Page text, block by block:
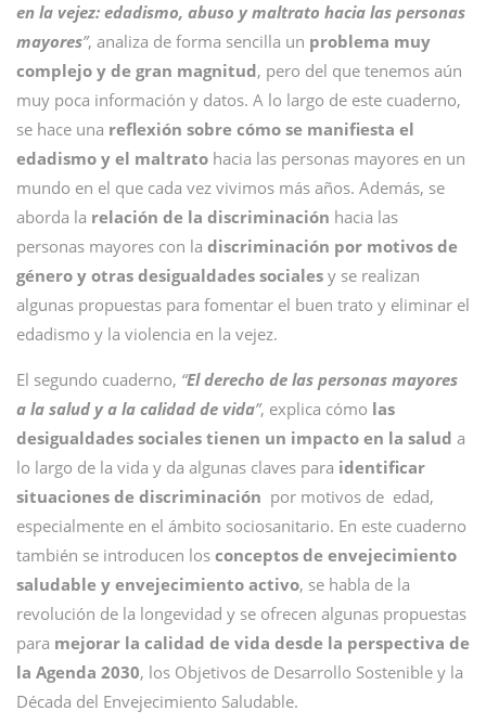
en la vejez: edadismo, abuso y maltrato hacia las personas
mayores”, analiza de forma sencilla un problema muy
complejo y de gran magnitud, pero del que tenemos aún
muy poca información y datos. A lo largo de este cuaderno,
se hace una reflexión sobre cómo se manifiesta el
edadismo y el maltrato hacia las personas mayores en un
mundo en el que cada vez vivimos más años. Además, se
aborda la relación de la discriminación hacia las
personas mayores con la discriminación por motivos de
género y otras desigualdades sociales y se realizan
algunas propuestas para fomentar el buen trato y eliminar el
edadismo y la violencia en la vejez.
El segundo cuaderno, “El derecho de las personas mayores
a la salud y a la calidad de vida”, explica cómo las
desigualdades sociales tienen un impacto en la salud a
lo largo de la vida y da algunas claves para identificar
situaciones de discriminación por motivos de edad,
especialmente en el ámbito sociosanitario. En este cuaderno
también se introducen los conceptos de envejecimiento
saludable y envejecimiento activo, se habla de la
revolución de la longevidad y se ofrecen algunas propuestas
para mejorar la calidad de vida desde la perspectiva de
la Agenda 2030, los Objetivos de Desarrollo Sostenible y la
Década del Envejecimiento Saludable.